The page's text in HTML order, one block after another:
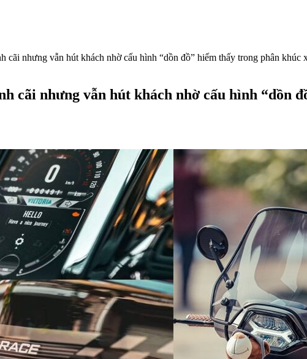
nhưng vẫn hút khách nhờ cấu hình “dồn đồ” hiếm thấy trong phân khúc
cãi nhưng vẫn hút khách nhờ cấu hình “dồn